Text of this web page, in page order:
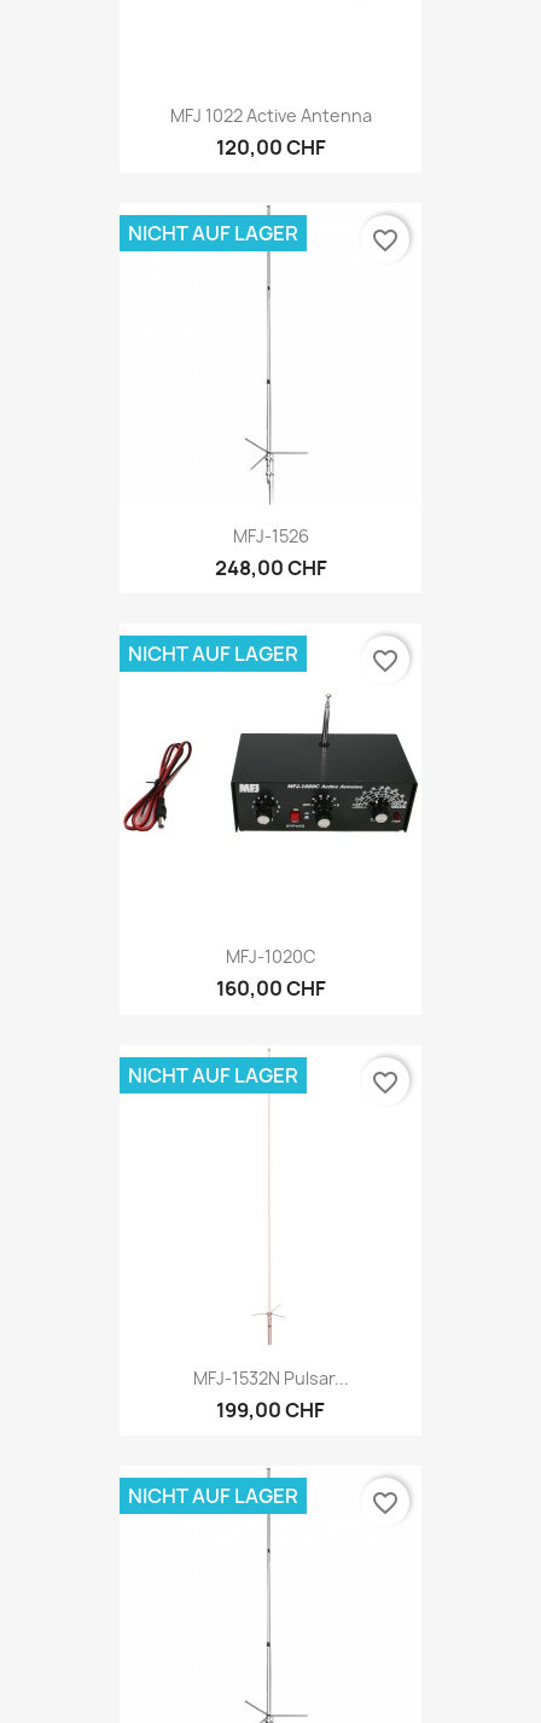
MFJ 1022 Active Antenna
120,00 CHF
MFJ-1526
248,00 CHF
NICHT AUF LAGER favorite_border
MFJ-1020C
160,00 CHF
NICHT AUF LAGER favorite_border
MFJ-1532N Pulsar...
199,00 CHF
NICHT AUF LAGER favorite_border
NICHT AUF LAGER favorite_border